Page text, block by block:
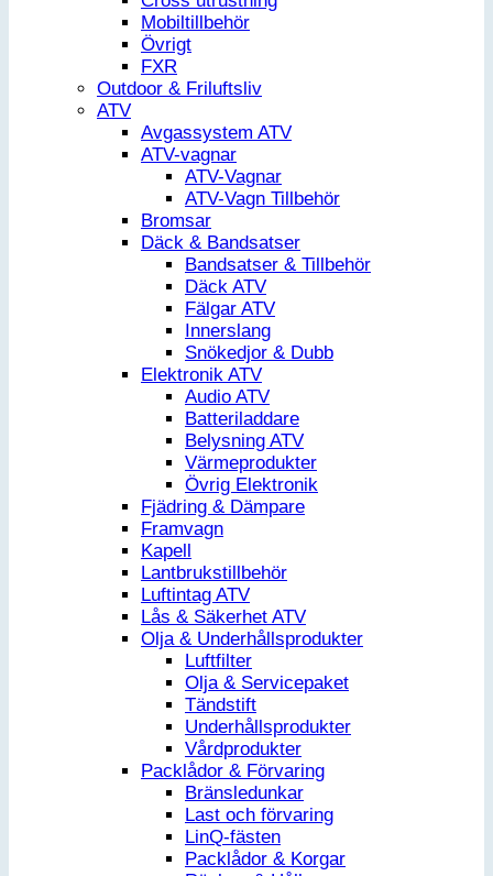
Mobiltillbehör
Övrigt
FXR
Outdoor & Friluftsliv
ATV
Avgassystem ATV
ATV-vagnar
ATV-Vagnar
ATV-Vagn Tillbehör
Bromsar
Däck & Bandsatser
Bandsatser & Tillbehör
Däck ATV
Fälgar ATV
Innerslang
Snökedjor & Dubb
Elektronik ATV
Audio ATV
Batteriladdare
Belysning ATV
Värmeprodukter
Övrig Elektronik
Fjädring & Dämpare
Framvagn
Kapell
Lantbrukstillbehör
Luftintag ATV
Lås & Säkerhet ATV
Olja & Underhållsprodukter
Luftfilter
Olja & Servicepaket
Tändstift
Underhållsprodukter
Vårdprodukter
Packlådor & Förvaring
Bränsledunkar
Last och förvaring
LinQ-fästen
Packlådor & Korgar